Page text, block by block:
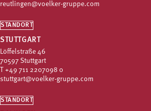
reutlingen@voelker-gruppe.com
STANDORT
STUTTGART
Löffelstraße 46
70597 Stuttgart
T +49 711 2207098 0
stuttgart@voelker-gruppe.com
STANDORT